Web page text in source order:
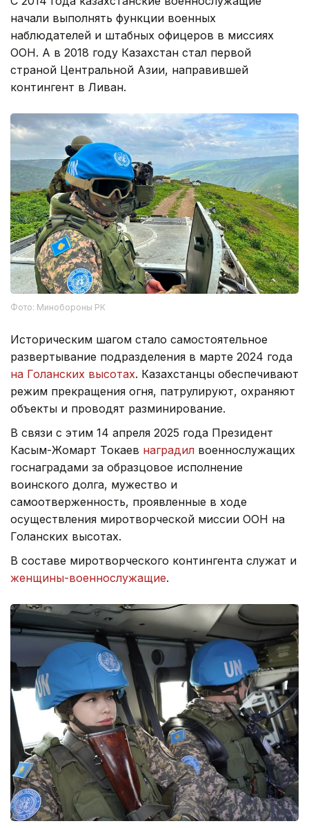
начали выполнять функции военных
наблюдателей и штабных офицеров в миссиях
ООН. А в 2018 году Казахстан стал первой
страной Центральной Азии, направившей
контингент в Ливан.
Фото: Минобороны РК
Историческим шагом стало самостоятельное
развертывание подразделения в марте 2024 года
на Голанских высотах. Казахстанцы обеспечивают
режим прекращения огня, патрулируют, охраняют
объекты и проводят разминирование.
В связи с этим 14 апреля 2025 года Президент
Касым-Жомарт Токаев наградил военнослужащих
госнаградами за образцовое исполнение
воинского долга, мужество и
самоотверженность, проявленные в ходе
осуществления миротворческой миссии ООН на
Голанских высотах.
В составе миротворческого контингента служат и
женщины-военнослужащие.